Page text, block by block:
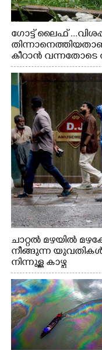
ഗോട്ട് ലൈഫ്
കീറാൻ വന്നതോടെ
വേണ്ടിയായി
നിന്നുള്ള കാഴ്ച
ചാറ്റൽ മഴയിൽ
നീങ്ങുന്ന
നിന്നുള്ള കാഴ്ച